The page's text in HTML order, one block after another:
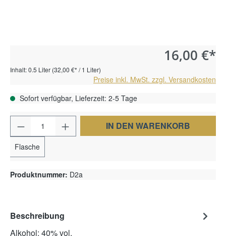
16,00 €*
Inhalt:0.5 Liter (32,00 €* / 1 Liter)
Preise inkl. MwSt. zzgl. Versandkosten
Sofort verfügbar, Lieferzeit: 2-5 Tage
Produkt Anzahl: Gib den gewünschten
Flasche
IN DEN WARENKORB
Produktnummer: D2a
Beschreibung
Alkohol: 40% vol.